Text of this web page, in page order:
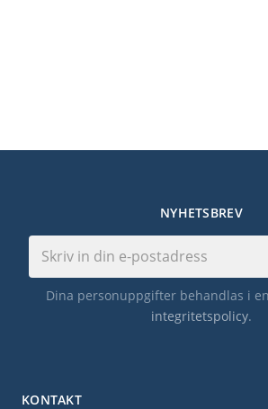
KONTAKT
NYHETSBREV
Dina personuppgifter behandlas i
integritetspolicy.